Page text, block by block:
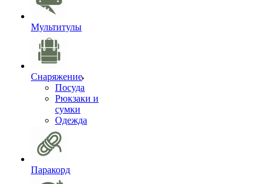
Мультитулы
Снаряжение
Посуда
Рюкзаки и
сумки
Одежда
Паракорд